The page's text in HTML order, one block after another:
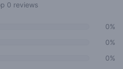
0 reviews
0%
0%
0%